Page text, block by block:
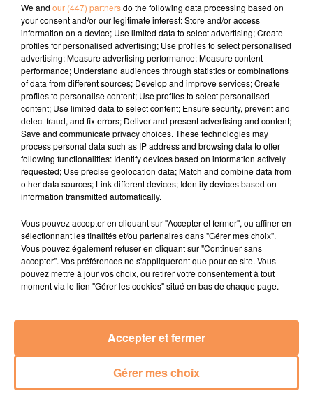
Site internet :pau.caliceo.com
Facebook : Calicéo Pau
Instagram :@caliceo_officiel
TITRES DIFFUSÉS
19h08
19h08
ODYSSEY
19h03
19h03
ORIA
Soirée Mondaine
19h00
19h00
NAIKA
We and our (447) partnersdo the following data processing based on
your consent and/or our legitimate interest: Store and/or access
information on a device; Use limited data to select advertising; Create
profiles for personalised advertising; Use profiles to select personalised
advertising; Measure advertising performance; Measure content
performance; Understand audiences through statistics or combinations
of data from different sources; Develop and improve services; Create
profiles to personalise content; Use profiles to select personalised
content; Use limited data to select content; Ensure security, prevent and
detect fraud, and fix errors; Deliver and present advertising and content;
Save and communicate privacy choices. These technologies may
process personal data such as IP address and browsing data to offer
following functionalities: Identify devices based on information actively
requested; Use precise geolocation data; Match and combine data from
other data sources; Link different devices; Identify devices based on
information transmitted automatically.
Vous pouvez accepter en cliquant sur "Accepter et fermer", ou affiner en
sélectionnant les finalités et/ou partenaires dans "Gérer mes choix".
Vous pouvez également refuser en cliquant sur "Continuer sans
accepter". Vos préférences ne s'appliqueront que pour ce site. Vous
pouvez mettre à jour vos choix, ou retirer votre consentement à tout
moment via le lien "Gérer les cookies" situé en bas de chaque page.
Gérer mes choix
Accepter et fermer